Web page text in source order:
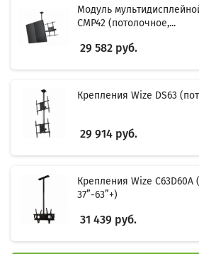
Модуль
CMP42 (потолочное,...
29 582 руб.
Крепления Wize DS63
29 914 руб.
Крепления Wize C63D60A
37”-63”+)
31 439 руб.